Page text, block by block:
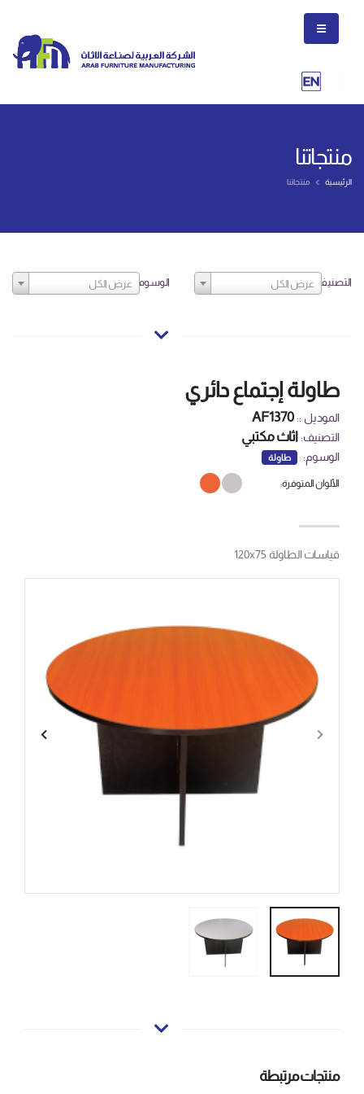
منتجاتنا
الرئيسية منتجاتنا
التصنيف عرض الكل الوسوم عرض الكل
طاولة إجتماع دائري
الموديل ::AF1370
التصنيف: اثاث مكتبي
الوسوم: طاولة
الألوان المتوفرة:
قياسات الطاولة 120x75
منتجات مرتبطة